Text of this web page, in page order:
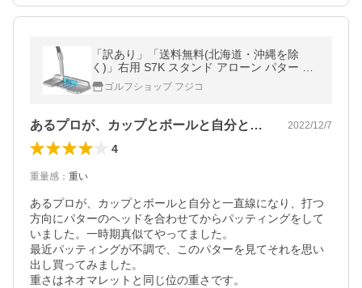
「訳あり」「送料無料(北海道・沖縄を除
く)」右用 S7K スタンド アローン パター 34.
5インチ US仕様 STAND ALONE 立つパター
自立パター「あすつく対応」
ゴルフショップ フジコ
あるプロが、カップとボールと自分と一直… 2022/12/7
4
重量感 ： 重い
あるプロが、カップとボールと自分と一直線になり、打つ
方向にパターのヘッドを合わせてからパッティングをして
いました。一時期真似てやってました。
最近パッティングが不調で、このパターを見てそれを思い
出し買ってみました。
重さはネオマレットと同じ位の重さです。